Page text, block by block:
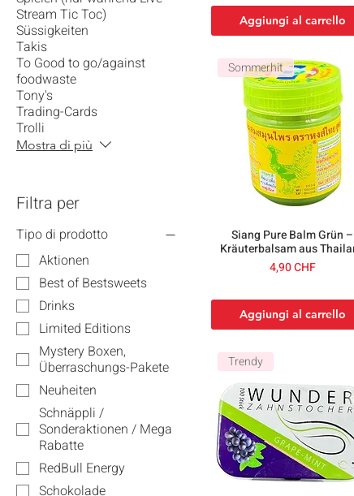
Stream Tic Toc)
Süssigkeiten
Takis
To Good to go/against
foodwaste
Tony's
Trading-Cards
Trolli
Mostra di più
Filtra per
Tipo di prodotto
Aktionen
Best of Bestsweets
Drinks
Limited Editions
Mystery Boxen,
Überraschungs-Pakete
Neuheiten
Schnäppli /
Sonderaktionen / Mega
Rabatte
RedBull Energy
Schokolade
Aggiungi al carrello
Sommerhit
Siang Pure Balm Grün –
Kräuterbalsam aus
Prezzo
4,90 CHF
Aggiungi al carrello
Trendy